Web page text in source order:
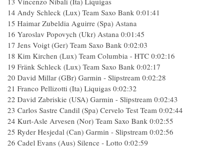
14 Andy Schleck (Lux) Team Saxo Bank 0:01:41
15 Haimar Zubeldia Aguirre (Spa) Astana
16 Yaroslav Popovych (Ukr) Astana 0:01:45
17 Jens Voigt (Ger) Team Saxo Bank 0:02:03
18 Kim Kirchen (Lux) Team Columbia - HTC 0:02:16
19 Fränk Schleck (Lux) Team Saxo Bank 0:02:17
20 David Millar (GBr) Garmin - Slipstream 0:02:28
21 Franco Pellizotti (Ita) Liquigas 0:02:32
22 David Zabriskie (USA) Garmin - Slipstream 0:02:43
23 Carlos Sastre Candil (Spa) Cervelo Test Team 0:02:44
24 Kurt-Asle Arvesen (Nor) Team Saxo Bank 0:02:55
25 Ryder Hesjedal (Can) Garmin - Slipstream 0:02:56
26 Cadel Evans (Aus) Silence - Lotto 0:02:59